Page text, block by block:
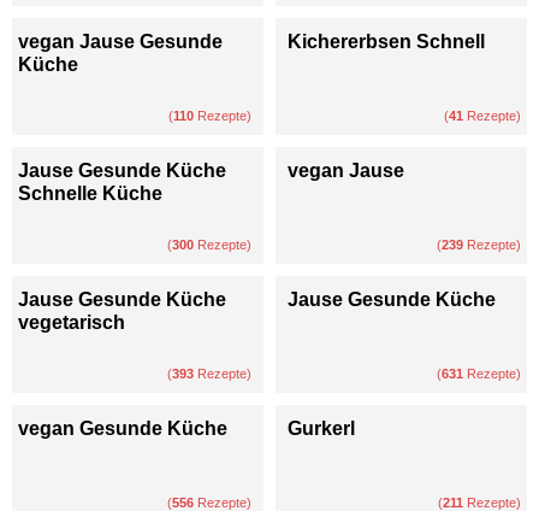
vegan Jause Gesunde
Küche
(110 Rezepte)
Kichererbsen Schnell
(41 Rezepte)
Jause Gesunde Küche
Schnelle Küche
(300 Rezepte)
vegan Jause
(239 Rezepte)
Jause Gesunde Küche
vegetarisch
(393 Rezepte)
Jause Gesunde Küche
(631 Rezepte)
vegan Gesunde Küche
(556 Rezepte)
Gurkerl
(211 Rezepte)